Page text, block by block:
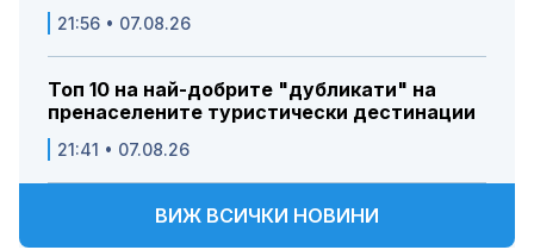
21:56 • 07.08.26
Топ 10 на най-добрите "дубликати" на
пренаселените туристически дестинации
21:41 • 07.08.26
ВИЖ ВСИЧКИ НОВИНИ